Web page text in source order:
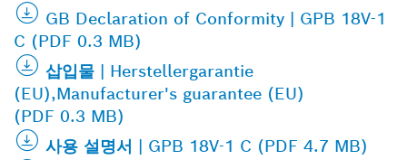
GB Declaration of Conformity | GPB 18V-1
C (PDF 0.3 MB)
삽입물 | Herstellergarantie
(EU),Manufacturer's guarantee (EU)
(PDF 0.3 MB)
사용 설명서 | GPB 18V-1 C (PDF 4.7 MB)